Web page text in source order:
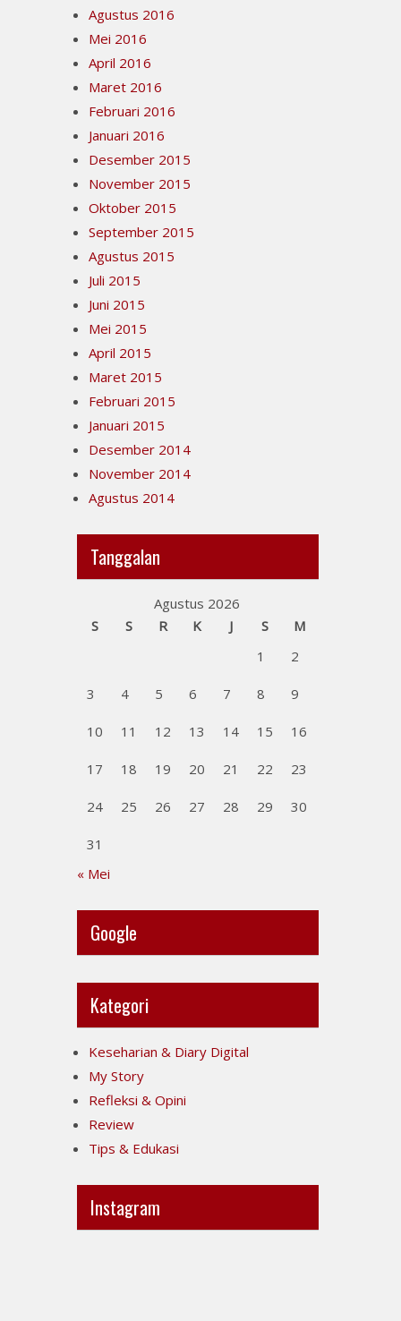
Agustus 2016
Mei 2016
April 2016
Maret 2016
Februari 2016
Januari 2016
Desember 2015
November 2015
Oktober 2015
September 2015
Agustus 2015
Juli 2015
Juni 2015
Mei 2015
April 2015
Maret 2015
Februari 2015
Januari 2015
Desember 2014
November 2014
Agustus 2014
Tanggalan
Agustus 2026
S
S R K J S
M
1
2
3 4 5 6 7 8 9
10 11 12 13 14 15 16
17 18 19 20 21 22 23
24 25 26 27 28 29 30
31
« Mei
Google
Kategori
Keseharian & Diary Digital
My Story
Refleksi & Opini
Review
Tips & Edukasi
Instagram